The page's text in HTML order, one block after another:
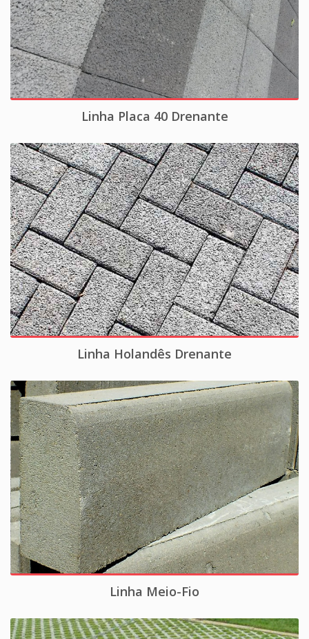
Linha Placa 40 Drenante
Linha Holandês Drenante
Linha Meio-Fio